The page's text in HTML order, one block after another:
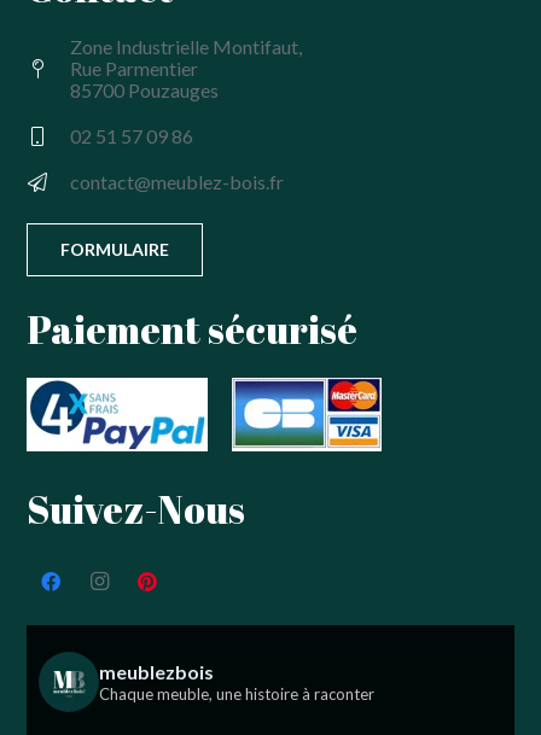
Zone Industrielle Montifaut,
Rue Parmentier
85700 Pouzauges
02 51 57 09 86
contact@meublez-bois.fr
FORMULAIRE
Paiement sécurisé
Suivez-Nous
meublezbois
Chaque meuble, une histoire à raconter